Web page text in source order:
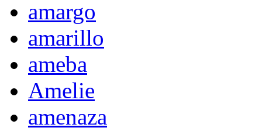
amargo
amarillo
ameba
Amelie
amenaza